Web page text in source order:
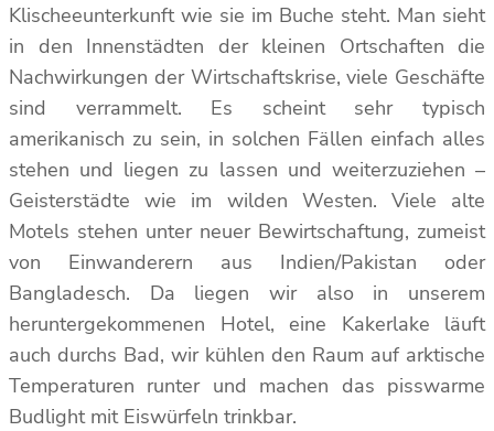
Klischeeunterkunft wie sie im Buche steht. Man sieht
in den Innenstädten der kleinen Ortschaften die
Nachwirkungen der Wirtschaftskrise, viele Geschäfte
sind verrammelt. Es scheint sehr typisch
amerikanisch zu sein, in solchen Fällen einfach alles
stehen und liegen zu lassen und weiterzuziehen –
Geisterstädte wie im wilden Westen. Viele alte
Motels stehen unter neuer Bewirtschaftung, zumeist
von Einwanderern aus Indien/Pakistan oder
Bangladesch. Da liegen wir also in unserem
heruntergekommenen Hotel, eine Kakerlake läuft
auch durchs Bad, wir kühlen den Raum auf arktische
Temperaturen runter und machen das pisswarme
Budlight mit Eiswürfeln trinkbar.